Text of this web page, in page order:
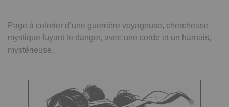
Page à colorier d’une guerrière voyageuse, chercheuse
mystique fuyant le danger, avec une corde et un harnais,
mystérieuse.